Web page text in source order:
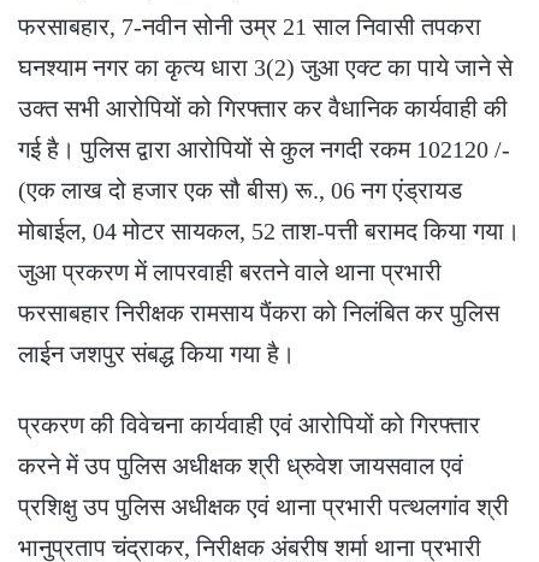
फरसाबहार, 7-नवीन सोनी उम्र 21 साल निवासी तपकरा
घनश्याम नगर का कृत्य धारा 3(2) जुआ एक्ट का पाये जाने से
उक्त सभी आरोपियों को गिरफ्तार कर वैधानिक कार्यवाही की
गई है। पुलिस द्वारा आरोपियों से कुल नगदी रकम 102120 /-
(एक लाख दो हजार एक सौ बीस) रू., 06 नग एंड्रायड
मोबाईल, 04 मोटर सायकल, 52 ताश-पत्ती बरामद किया गया।
जुआ प्रकरण में लापरवाही बरतने वाले थाना प्रभारी
फरसाबहार निरीक्षक रामसाय पैंकरा को निलंबित कर पुलिस
लाईन जशपुर संबद्ध किया गया है।
प्रकरण की विवेचना कार्यवाही एवं आरोपियों को गिरफ्तार
करने में उप पुलिस अधीक्षक श्री ध्रुवेश जायसवाल एवं
प्रशिक्षु उप पुलिस अधीक्षक एवं थाना प्रभारी पत्थलगांव श्री
भानुप्रताप चंद्राकर, निरीक्षक अंबरीष शर्मा थाना प्रभारी